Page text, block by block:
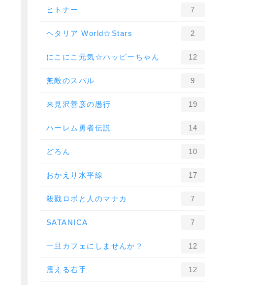
ヒトナー 7
ヘタリア World☆Stars 2
にこにこ元気☆ハッピーちゃん 12
無敵のスバル 9
来見沢善彦の愚行 19
ハーレム勇者伝説 14
どろん 10
おかえり水平線 17
殺戮ロボと人のマナカ 7
SATANICA 7
一旦カフェにしませんか？ 12
震える右手 12